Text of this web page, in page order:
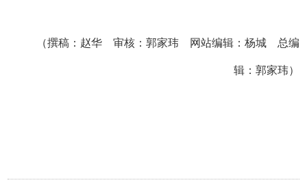
（撰稿：赵华 审核：郭家玮 网站编辑：杨城 总编
辑：郭家玮）